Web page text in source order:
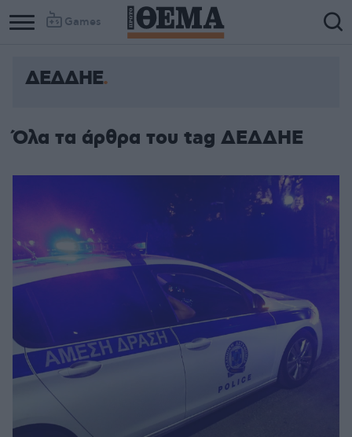
Games
ΔΕΔΔΗΕ
Όλα τα άρθρα του tag ΔΕΔΔΗΕ